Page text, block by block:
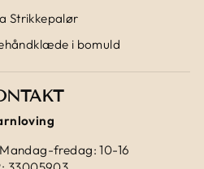
Strikkepalør
i bomuld
fredag: 10-16